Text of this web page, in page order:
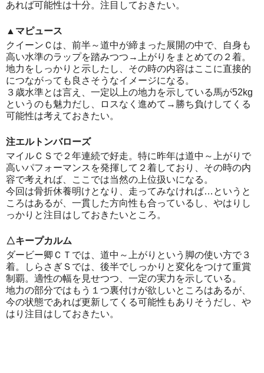
あれば可能性は十分。注目しておきたい。
▲マピュース
クイーンＣは、前半～道中が締まった展開の中で、自身も
高い水準のラップを踏みつつ→上がりをまとめての２着。
地力をしっかりと示したし、その時の内容はここに直接的
につながっても良さそうなイメージになる。
３歳水準とは言え、一定以上の地力を示している馬が52kg
というのも魅力だし、ロスなく進めて→勝ち負けしてくる
可能性は考えておきたい。
注エルトンバローズ
マイルＣＳで２年連続で好走。特に昨年は道中～上がりで
高いパフォーマンスを発揮して２着しており、その時の内
容で考えれば、ここでは当然の上位扱いになる。
今回は骨折休養明けとなり、走ってみなければ…というと
ころはあるが、一貫した方向性も合っているし、やはりし
っかりと注目はしておきたいところ。
△キープカルム
ダービー卿ＣＴでは、道中～上がりという脚の使い方で３
着。しらさぎＳでは、後半でしっかりと変化をつけて重賞
制覇。適性の幅を見せつつ、一定の実力を示している。
地力の部分ではもう１つ裏付けが欲しいところはあるが、
今の状態であれば更新してくる可能性もありそうだし、や
はり注目はしておきたい。